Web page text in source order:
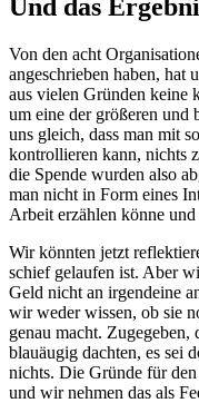
Und das
Von den acht
angeschrieben haben, hat
aus vielen Gründen keine
um eine der größeren und
uns gleich, dass man mit
kontrollieren kann, nichts
die Spende wurden also
man nicht in Form eines
Arbeit erzählen könne
Wir könnten jetzt
schief gelaufen ist. Aber
Geld nicht an irgendeine
wir weder wissen, ob sie
genau macht.
blauäugig dachten, es sei
nichts. Die Gründe für
und wir nehmen das als